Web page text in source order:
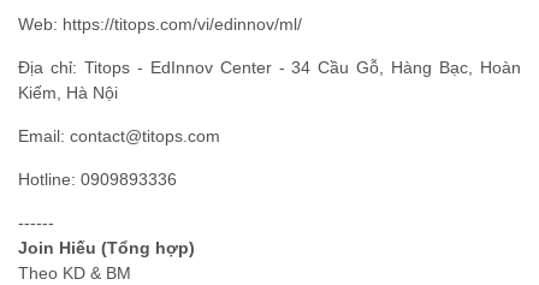
Web: https://titops.com/vi/edinnov/ml/
Địa chỉ: Titops - EdInnov Center - 34 Cầu Gỗ, Hàng Bạc, Hoàn
Kiếm, Hà Nội
Email: contact@titops.com
Hotline: 0909893336
------
Join Hiếu (Tổng hợp)
Theo KD & BM